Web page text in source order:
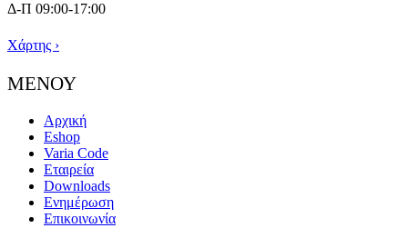
Δ-Π 09:00-17:00
Χάρτης ›
ΜΕΝΟΥ
Αρχική
Eshop
Varia Code
Εταιρεία
Downloads
Ενημέρωση
Επικοινωνία